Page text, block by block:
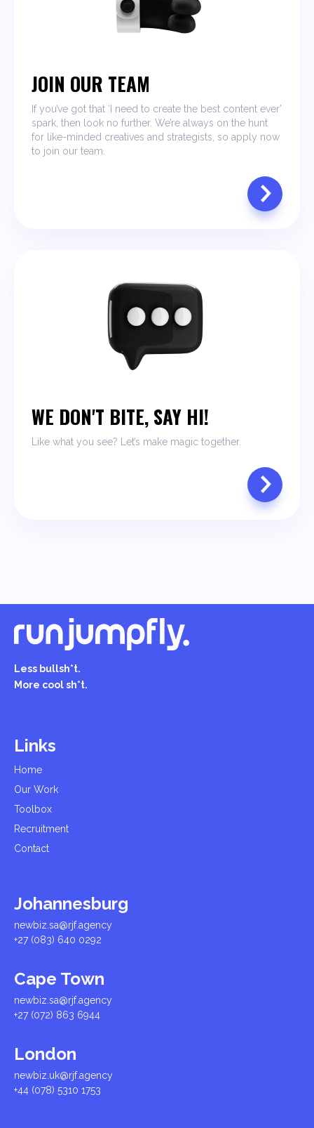
JOIN OUR TEAM
If you’ve got that ‘I need to create the best content ever’
spark, then look no further. We’re always on the hunt
for like-minded creatives and strategists, so apply now
to join our team.
WE DON'T BITE, SAY HI!
Like what you see? Let’s make magic together.
Less bullsh*t.
More cool sh*t.
Links
Home
Our Work
Toolbox
Recruitment
Contact
Johannesburg
newbiz.sa@rjf.agency
+27 (083) 640 0292
Cape Town
newbiz.sa@rjf.agency
+27 (072) 863 6944
London
newbiz.uk@rjf.agency
+44 (078) 5310 1753